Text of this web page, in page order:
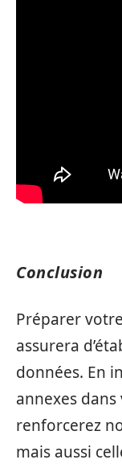
Conclusion
Préparer
assurera
données. En
annexes
renforcerez
mais aussi